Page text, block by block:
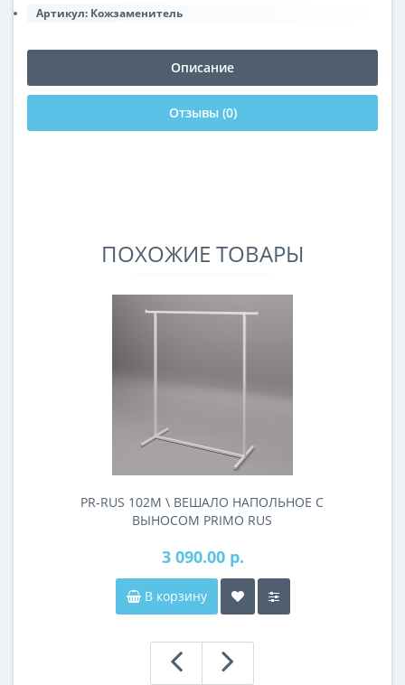
Артикул: Кожзаменитель
Описание
Отзывы (0)
ПОХОЖИЕ ТОВАРЫ
PR-RUS 102M \ ВЕШАЛО НАПОЛЬНОЕ С
ВЫНОСОМ PRIMO RUS
3 090.00 р.
В корзину